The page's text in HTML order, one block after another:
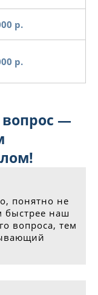
р.
р.
вопрос —
понятно не
быстрее наш
вопроса, тем